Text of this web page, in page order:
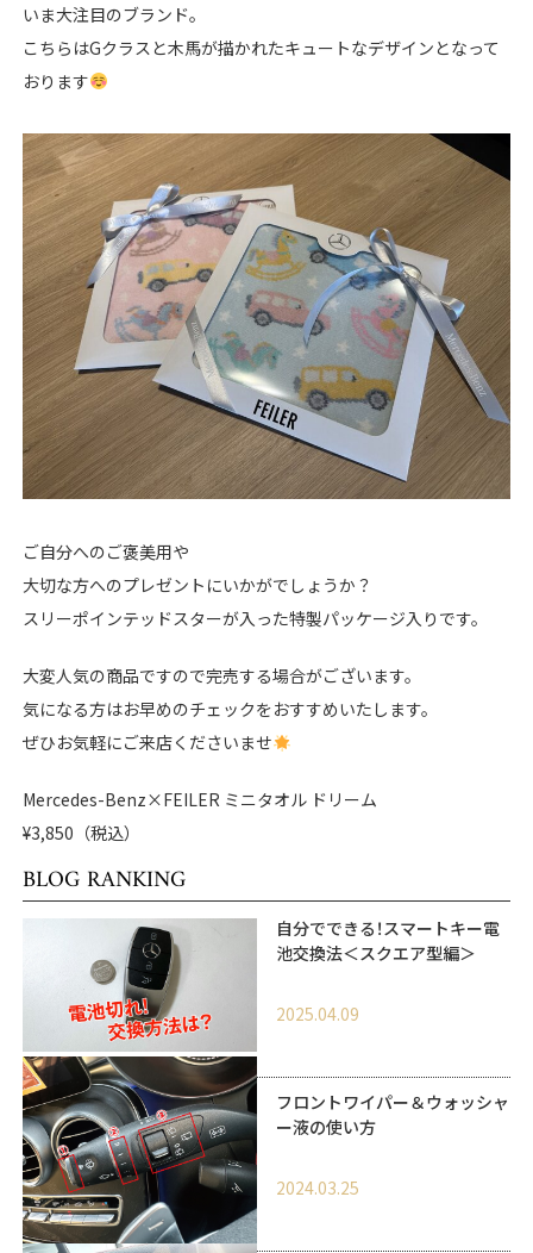
いま大注目のブランド。
こちらはGクラスと木馬が描かれたキュートなデザインとなって
おります
ご自分へのご褒美用や
大切な方へのプレゼントにいかがでしょうか？
スリーポインテッドスターが入った特製パッケージ入りです。
大変人気の商品ですので完売する場合がございます。
気になる方はお早めのチェックをおすすめいたします。
ぜひお気軽にご来店くださいませ
Mercedes-Benz×FEILER ミニタオル ドリーム
¥3,850（税込）
BLOG RANKING
自分でできる！スマートキー電
池交換法＜スクエア型編＞
2025.04.09
フロントワイパー＆ウォッシャ
ー液の使い方
2024.03.25